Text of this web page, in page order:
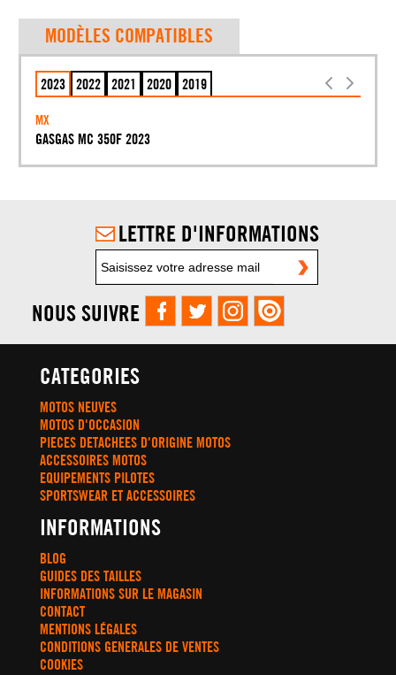
MODÈLES COMPATIBLES
2023 2022 2021 2020 2019
MX
GASGAS MC 350F 2023
LETTRE D'INFORMATIONS
NOUS SUIVRE
CATEGORIES
MOTOS NEUVES
MOTOS D'OCCASION
PIECES DETACHEES D'ORIGINE MOTOS
ACCESSOIRES MOTOS
EQUIPEMENTS PILOTES
SPORTSWEAR ET ACCESSOIRES
INFORMATIONS
BLOG
GUIDES DES TAILLES
INFORMATIONS SUR LE MAGASIN
CONTACT
MENTIONS LÉGALES
CONDITIONS GENERALES DE VENTES
COOKIES